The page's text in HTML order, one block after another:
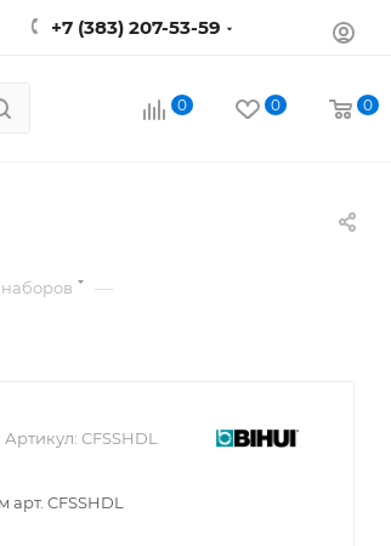
+7 (383) 207-53-59
0 0 0
—
Артикул: CFSSHDL
CFSSHDL